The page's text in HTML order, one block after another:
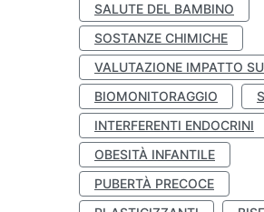
SALUTE DEL BAMBINO
SOSTANZE CHIMICHE
VALUTAZIONE IMPATTO
BIOMONITORAGGIO
INTERFERENTI ENDOCRINI
OBESITÀ INFANTILE
PUBERTÀ PRECOCE